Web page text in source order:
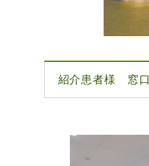
紹介患者様 窓口